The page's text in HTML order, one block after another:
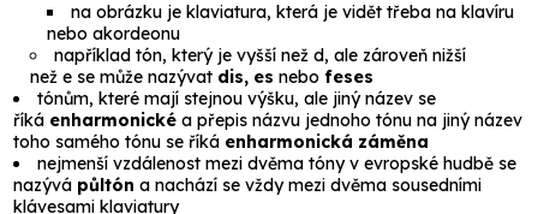
na obrázku je klaviatura, která je vidět třeba na klavíru
nebo akordeonu
například tón, který je vyšší nežd, ale zároveň nižší
neže se může nazývat dis, es nebo feses
tónům, které mají stejnou výšku, ale jiný název se
říká enharmonické a přepis názvu jednoho tónu na jiný název
toho samého tónu se říká enharmonická záměna
nejmenší vzdálenost mezi dvěma tóny v evropské hudbě se
nazývá půltón a nachází se vždy mezi dvěma sousedními
klávesami klaviatury